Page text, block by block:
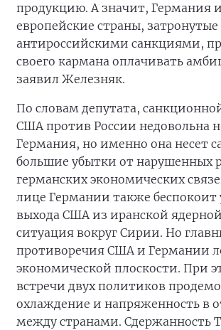
продукцию. А значит, Германия
европейские страны, затронутые
антироссийскими санкциями,
своего кармана оплачивать
заявил Железняк.
По словам депутата,
США против России недовольна
Германия, но именно она несет
большие убытки от нарушенных
германских экономических
лице Германии также беспокоит
выхода США из иранской
ситуация вокруг Сирии. Но
противоречия США и Германии
экономической плоскости. При
встречи двух политиков
охлаждение и напряженность в
между странами. Сдержанность